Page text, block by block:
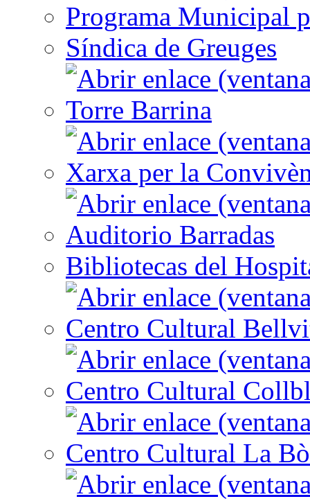
Programa Municipal
Síndica de Greuges
Torre Barrina
Xarxa per la
Auditorio Barradas
Bibliotecas del
Centro Cultural
Centro Cultural
Centro Cultural La